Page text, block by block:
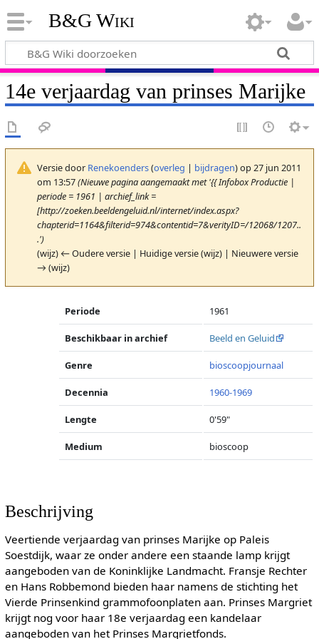
B&G Wiki
14e verjaardag van prinses Marijke
Versie door Renekoenders(overleg | bijdragen)op 27 jun 2011
om 13:57(Nieuwe pagina aangemaakt met '{{ Infobox Productie |
periode = 1961 | archief_link =
[http://zoeken.beeldengeluid.nl/internet/index.aspx?
chapterid=1164&filterid=974&contentid=7&verityID=/12068/1207..
.')
(wijz) ← Oudere versie | Huidige versie (wijz) | Nieuwere versie
→ (wijz)
Periode 1961
Beschikbaar in archief Beeld en Geluid
Genre bioscoopjournaal
Decennia 1960-1969
Lengte 0'59"
Medium bioscoop
Beschrijving
Veertiende verjaardag van prinses Marijke op Paleis
Soestdijk, waar ze onder andere een staande lamp krijgt
aangeboden van de Koninklijke Landmacht. Fransje Rechter
en Hans Robbemond bieden haar namens de stichting het
Vierde Prinsenkind grammofoonplaten aan. Prinses Margriet
krijgt nog voor haar 18e verjaardag een kandelaar
aangeboden van het Prinses Margrietfonds.